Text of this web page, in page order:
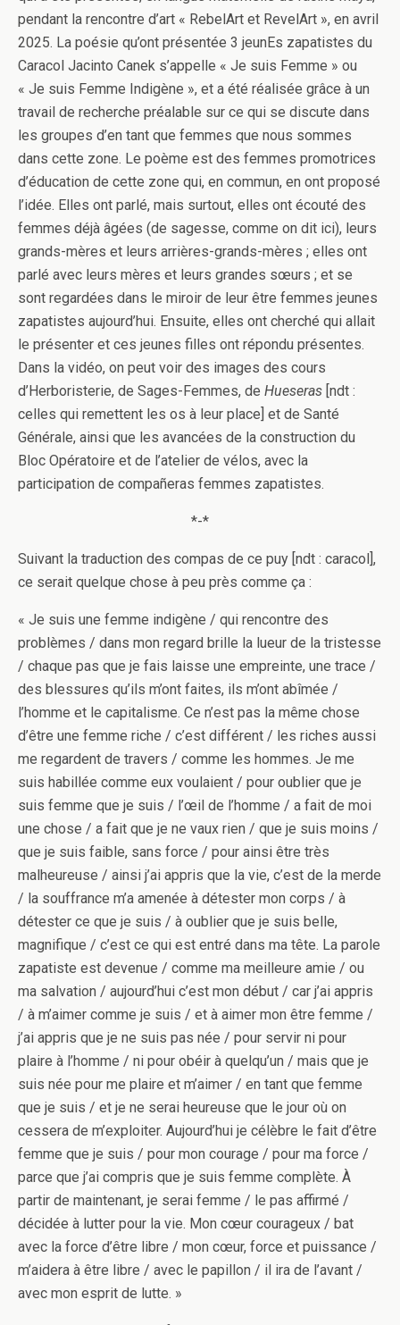
pendant la rencontre d’art « RebelArt et RevelArt », en avril
2025. La poésie qu’ont présentée 3 jeunEs zapatistes du
Caracol Jacinto Canek s’appelle « Je suis Femme » ou
« Je suis Femme Indigène », et a été réalisée grâce à un
travail de recherche préalable sur ce qui se discute dans
les groupes d’en tant que femmes que nous sommes
dans cette zone. Le poème est des femmes promotrices
d’éducation de cette zone qui, en commun, en ont proposé
l’idée. Elles ont parlé, mais surtout, elles ont écouté des
femmes déjà âgées (de sagesse, comme on dit ici), leurs
grands-mères et leurs arrières-grands-mères ; elles ont
parlé avec leurs mères et leurs grandes sœurs ; et se
sont regardées dans le miroir de leur être femmes jeunes
zapatistes aujourd’hui. Ensuite, elles ont cherché qui allait
le présenter et ces jeunes filles ont répondu présentes.
Dans la vidéo, on peut voir des images des cours
d’Herboristerie, de Sages-Femmes, de Hueseras [ndt :
celles qui remettent les os à leur place] et de Santé
Générale, ainsi que les avancées de la construction du
Bloc Opératoire et de l’atelier de vélos, avec la
participation de compañeras femmes zapatistes.
*-*
Suivant la traduction des compas de ce puy [ndt : caracol],
ce serait quelque chose à peu près comme ça :
« Je suis une femme indigène / qui rencontre des
problèmes / dans mon regard brille la lueur de la tristesse
/ chaque pas que je fais laisse une empreinte, une trace /
des blessures qu’ils m’ont faites, ils m’ont abîmée /
l’homme et le capitalisme. Ce n’est pas la même chose
d’être une femme riche / c’est différent / les riches aussi
me regardent de travers / comme les hommes. Je me
suis habillée comme eux voulaient / pour oublier que je
suis femme que je suis / l’œil de l’homme / a fait de moi
une chose / a fait que je ne vaux rien / que je suis moins /
que je suis faible, sans force / pour ainsi être très
malheureuse / ainsi j’ai appris que la vie, c’est de la merde
/ la souffrance m’a amenée à détester mon corps / à
détester ce que je suis / à oublier que je suis belle,
magnifique / c’est ce qui est entré dans ma tête. La parole
zapatiste est devenue / comme ma meilleure amie / ou
ma salvation / aujourd’hui c’est mon début / car j’ai appris
/ à m’aimer comme je suis / et à aimer mon être femme /
j’ai appris que je ne suis pas née / pour servir ni pour
plaire à l’homme / ni pour obéir à quelqu’un / mais que je
suis née pour me plaire et m’aimer / en tant que femme
que je suis / et je ne serai heureuse que le jour où on
cessera de m’exploiter. Aujourd’hui je célèbre le fait d’être
femme que je suis / pour mon courage / pour ma force /
parce que j’ai compris que je suis femme complète. À
partir de maintenant, je serai femme / le pas affirmé /
décidée à lutter pour la vie. Mon cœur courageux / bat
avec la force d’être libre / mon cœur, force et puissance /
m’aidera à être libre / avec le papillon / il ira de l’avant /
avec mon esprit de lutte. »